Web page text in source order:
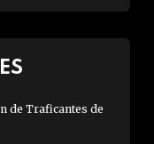
de Traficantes de